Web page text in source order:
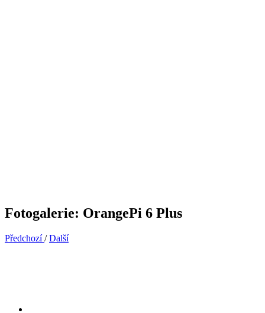
Fotogalerie: OrangePi 6 Plus
Předchozí / Další